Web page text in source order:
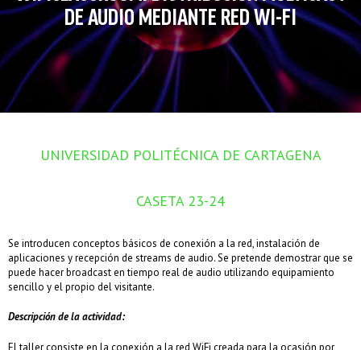
DE AUDIO MEDIANTE RED WI-FI
UNIVERSIDAD POLITÉCNICA DE CARTAGENA
CASETA 23-24
Se introducen conceptos básicos de conexión a la red, instalación de
aplicaciones y recepción de streams de audio. Se pretende demostrar que se
puede hacer broadcast en tiempo real de audio utilizando equipamiento
sencillo y el propio del visitante.
Descripción de la actividad:
El taller consiste en la conexión a la red WiFi creada para la ocasión por